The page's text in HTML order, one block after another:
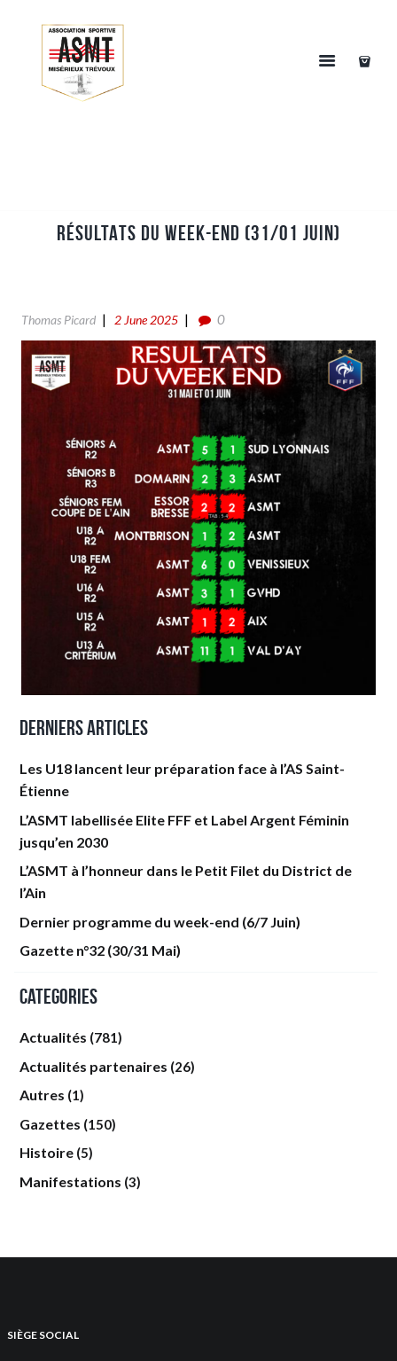
RÉSULTATS DU WEEK-END (31/01 JUIN)
Thomas Picard 2 June 2025 0
Derniers articles
Les U18 lancent leur préparation face à l’AS Saint-
Étienne
L’ASMT labellisée Elite FFF et Label Argent Féminin
jusqu’en 2030
L’ASMT à l’honneur dans le Petit Filet du District de
l’Ain
Dernier programme du week-end (6/7 Juin)
Gazette n°32 (30/31 Mai)
Categories
Actualités (781)
Actualités partenaires (26)
Autres (1)
Gazettes (150)
Histoire (5)
Manifestations (3)
SIÈGE SOCIAL